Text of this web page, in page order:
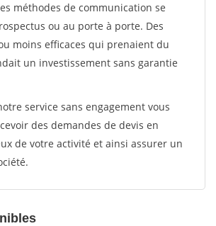
méthodes de communication se
ou au porte à porte. Des
moins efficaces qui prenaient du
un investissement sans garantie
service sans engagement vous
des demandes de devis en
de votre activité et ainsi assurer un